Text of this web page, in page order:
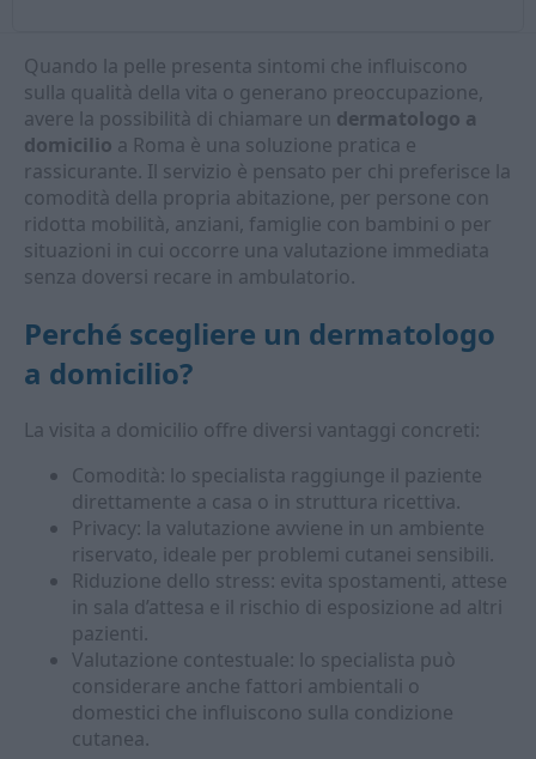
Quando la pelle presenta sintomi che influiscono
sulla qualità della vita o generano preoccupazione,
avere la possibilità di chiamare un dermatologo a
domicilio a Roma è una soluzione pratica e
rassicurante. Il servizio è pensato per chi preferisce la
comodità della propria abitazione, per persone con
ridotta mobilità, anziani, famiglie con bambini o per
situazioni in cui occorre una valutazione immediata
senza doversi recare in ambulatorio.
Perché scegliere un dermatologo
a domicilio?
La visita a domicilio offre diversi vantaggi concreti:
Comodità: lo specialista raggiunge il paziente
direttamente a casa o in struttura ricettiva.
Privacy: la valutazione avviene in un ambiente
riservato, ideale per problemi cutanei sensibili.
Riduzione dello stress: evita spostamenti, attese
in sala d’attesa e il rischio di esposizione ad altri
pazienti.
Valutazione contestuale: lo specialista può
considerare anche fattori ambientali o
domestici che influiscono sulla condizione
cutanea.